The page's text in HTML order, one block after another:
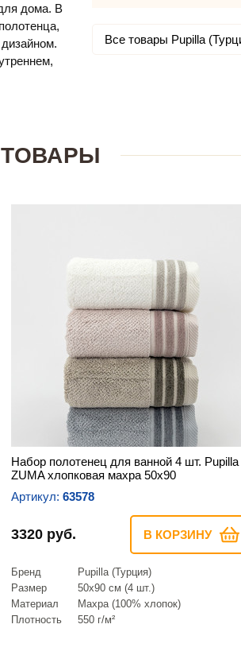
дома. В
Все товары Pupilla
Набор полотенец для ванной 4 шт. Pupilla
ZUMA хлопковая махра 50х90
Артикул: 63578
3320 руб. В КОРЗИНУ
Бренд
Pupilla (Турция)
Размер
50х90 см (4 шт.)
Материал
Махра (100% хлопок)
Плотность
550 г/м²